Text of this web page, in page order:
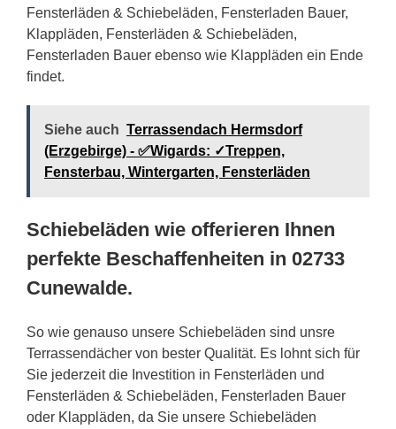
Fensterläden & Schiebeläden, Fensterladen Bauer,
Klappläden, Fensterläden & Schiebeläden,
Fensterladen Bauer ebenso wie Klappläden ein Ende
findet.
Siehe auch Terrassendach Hermsdorf
(Erzgebirge) - ✅Wigards: ✓Treppen,
Fensterbau, Wintergarten, Fensterläden
Schiebeläden wie offerieren Ihnen
perfekte Beschaffenheiten in 02733
Cunewalde.
So wie genauso unsere Schiebeläden sind unsre
Terrassendächer von bester Qualität. Es lohnt sich für
Sie jederzeit die Investition in Fensterläden und
Fensterläden & Schiebeläden, Fensterladen Bauer
oder Klappläden, da Sie unsere Schiebeläden